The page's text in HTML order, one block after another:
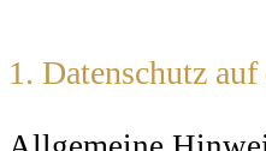
1. Datenschutz